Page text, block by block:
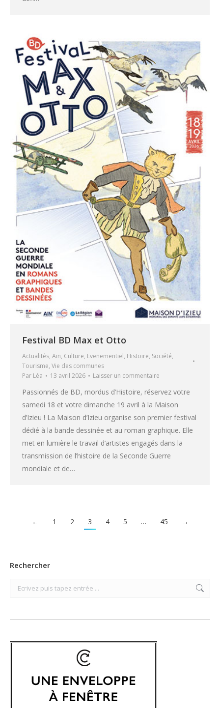
Festival BD Max et Otto
Actualités, Ain, Culture, Evenementiel, Histoire, Société,
Tourisme, Vie des communes
Par Léa 13 avril 2026 Laisser un commentaire
Passionnés de BD, mordus d’Histoire, réservez votre
samedi 18 et votre dimanche 19 avril à la Maison
d’Izieu ! La Maison d’Izieu organise son premier festival
dédié à la bande dessinée et au roman graphique. Elle
met en lumière le travail d’artistes engagés dans la
transmission de l’histoire de la Seconde Guerre
mondiale et de…
← 1 2 3 4 5 … 45 →
Rechercher
Search: